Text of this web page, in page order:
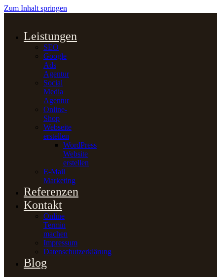
Zum Inhalt springen
Leistungen
SEO
Google
Ads
Agentur
Social
Media
Agentur
Online-
Shop
Webseite
erstellen
WordPress
Website
erstellen
E-Mail
Marketing
Referenzen
Kontakt
Online
Termin
machen
Impressum
Datenschutzerklärung
Blog